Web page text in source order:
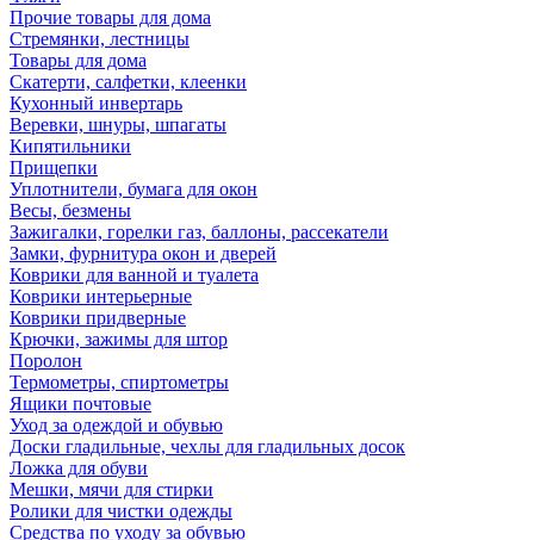
Прочие товары для дома
Стремянки, лестницы
Товары для дома
Скатерти, салфетки, клеенки
Кухонный инвертарь
Веревки, шнуры, шпагаты
Кипятильники
Прищепки
Уплотнители, бумага для окон
Весы, безмены
Зажигалки, горелки газ, баллоны, рассекатели
Замки, фурнитура окон и дверей
Коврики для ванной и туалета
Коврики интерьерные
Коврики придверные
Крючки, зажимы для штор
Поролон
Термометры, спиртометры
Ящики почтовые
Уход за одеждой и обувью
Доски гладильные, чехлы для гладильных досок
Ложка для обуви
Мешки, мячи для стирки
Ролики для чистки одежды
Средства по уходу за обувью